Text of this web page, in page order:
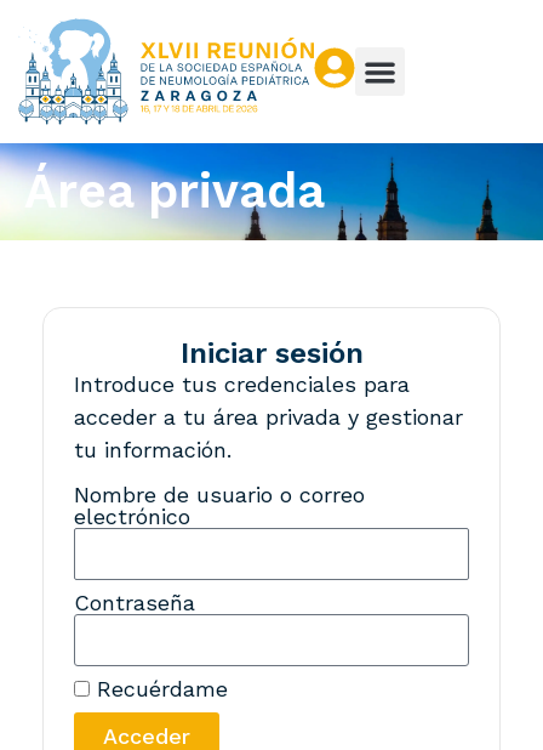
Área privada
Iniciar sesión
Introduce tus credenciales para
acceder a tu área privada y gestionar
tu información.
Nombre de usuario o correo
electrónico
Contraseña
Recuérdame
Acceder